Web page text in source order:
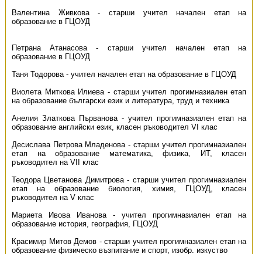
Валентина Живкова - старши учител начален етап на
образование в ГЦОУД
Петрана Атанасова - старши учител начален етап на
образование в ГЦОУД
Таня Тодорова - учител начален етап на образование в ГЦОУД
Виолета Миткова Илиева - старши учител прогимназиален етап
на образование български език и литература, труд и техника
Анелия Златкова Първанова - учител прогимназиален етап на
образование английски език, класен ръководител VI клас
Десислава Петрова Младенова - старши учител прогимназиален
етап на образование математика, физика, ИТ, класен
ръководител на VII клас
Теодора Цветанова Димитрова - старши учител прогимназиален
етап на образование биология, химия, ГЦОУД, класен
ръководител на V клас
Мариета Ивова Иванова - учител прогимназиален етап на
образование история, география, ГЦОУД
Красимир Митов Демов - старши учител прогимназиален етап на
образование физическо възпитание и спорт, изобр. изкуство